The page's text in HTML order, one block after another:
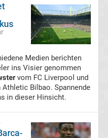
Medien berichten
ins Visier genommen
vom FC Liverpool und
Athletic Bilbao. Spannende
in dieser Hinsicht.